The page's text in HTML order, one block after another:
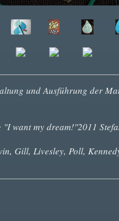
und Ausführung der
want my dream!"2011
Gill, Livesley, Poll,